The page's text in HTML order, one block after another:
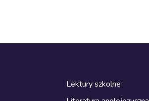
Lektury szkolne